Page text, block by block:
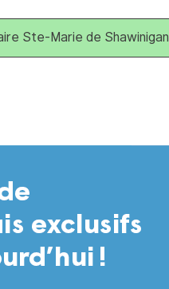
Ste-Marie de Shawinigan